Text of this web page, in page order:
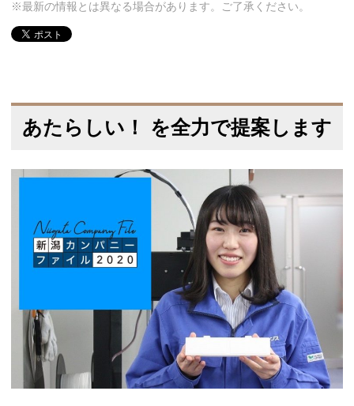
※最新の情報とは異なる場合があります。ご了承ください。
あたらしい！ を全力で提案します